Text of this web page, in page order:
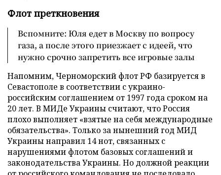
Флот преткновения
Вспомните: Юля едет в Москву по вопросу
газа, а после этого приезжает с идеей, что
нужно срочно запретить все игровые залы
Напомним, Черноморский флот РФ базируется в
Севастополе в соответствии с украино-
российским соглашением от 1997 года сроком на
20 лет. В МИДе Украины считают, что Россия
плохо выполняет «взятые на себя международные
обязательства». Только за нынешний год МИД
Украины направил 14 нот, связанных с
нарушениями флотом базовых соглашений и
законодательства Украины. Но должной реакции